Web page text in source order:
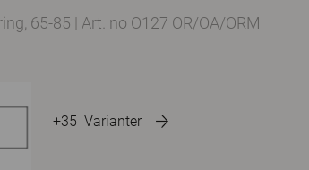
+35 Varianter
65-85 | Art. no O127 OR/OA/ORM